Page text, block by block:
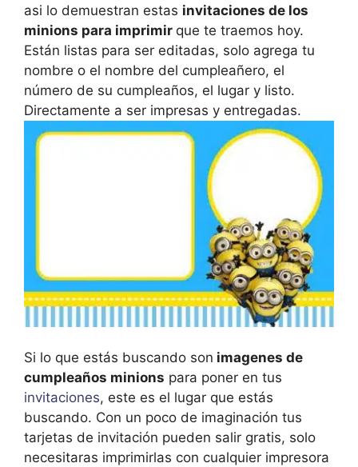
asi lo demuestran estas invitaciones de los
minions para imprimir que te traemos hoy.
Están listas para ser editadas, solo agrega tu
nombre o el nombre del cumpleañero, el
número de su cumpleaños, el lugar y listo.
Directamente a ser impresas y entregadas.
Si lo que estás buscando son imagenes de
cumpleaños minions para poner en tus
invitaciones, este es el lugar que estás
buscando. Con un poco de imaginación tus
tarjetas de invitación pueden salir gratis, solo
necesitaras imprimirlas con cualquier impresora